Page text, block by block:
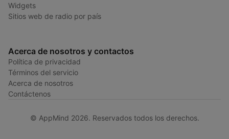
Widgets
Sitios web de radio por país
Acerca de nosotros y contactos
Política de privacidad
Términos del servicio
Acerca de nosotros
Contáctenos
© AppMind 2026. Reservados todos los derechos.